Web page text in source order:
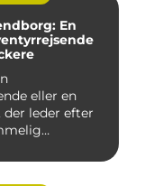
En
eller en
der leder efter